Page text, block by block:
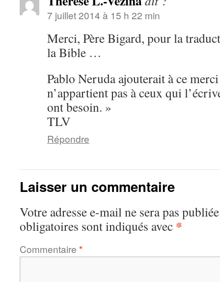
7 juillet 2014 à 15 h 22 min
Merci, Père Bigard, pour la
la Bible …
Pablo Neruda ajouterait à ce
n’appartient pas à ceux qui
ont besoin. »
TLV
Répondre
Laisser un commentaire
Votre adresse e-mail ne sera pas
obligatoires sont indiqués avec *
Commentaire *